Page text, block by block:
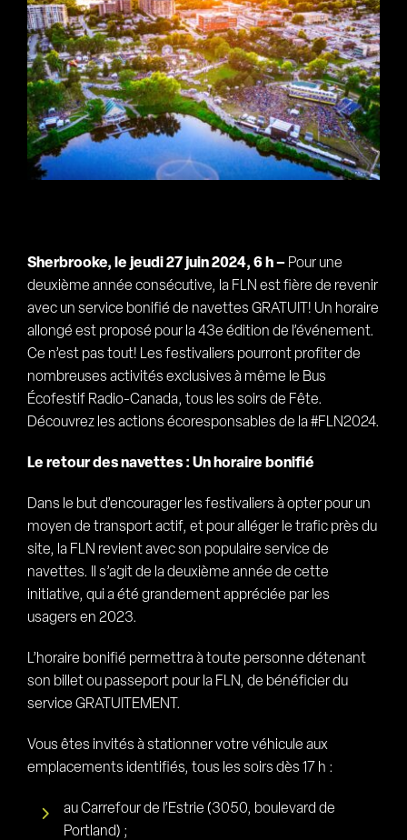
agrandie
Sherbrooke, le jeudi 27 juin 2024, 6 h – Pour une
deuxième année consécutive, la FLN est fière de revenir
avec un service bonifié de navettes GRATUIT! Un horaire
allongé est proposé pour la 43e édition de l’événement.
Ce n’est pas tout! Les festivaliers pourront profiter de
nombreuses activités exclusives à même le Bus
Écofestif Radio-Canada, tous les soirs de Fête.
Découvrez les actions écoresponsables de la #FLN2024.
Le retour des navettes : Un horaire bonifié
Dans le but d’encourager les festivaliers à opter pour un
moyen de transport actif, et pour alléger le trafic près du
site, la FLN revient avec son populaire service de
navettes. Il s’agit de la deuxième année de cette
initiative, qui a été grandement appréciée par les
usagers en 2023.
L’horaire bonifié permettra à toute personne détenant
son billet ou passeport pour la FLN, de bénéficier du
service GRATUITEMENT.
Vous êtes invités à stationner votre véhicule aux
emplacements identifiés, tous les soirs dès 17 h :
au Carrefour de l’Estrie (3050, boulevard de
Portland) ;